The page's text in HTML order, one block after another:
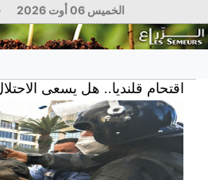
الخميس 06 أوت 2026
قلنديا.. هل يسعى الاحتلال